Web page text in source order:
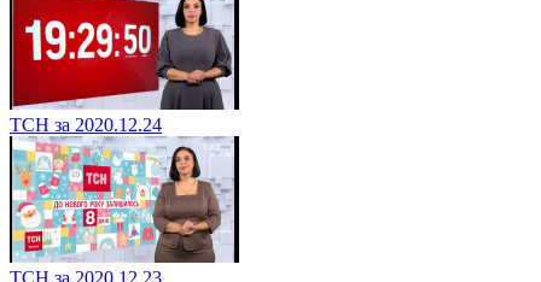
ТСН за 2020.12.24
ТСН за 2020.12.23